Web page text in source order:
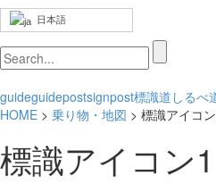
日本語
guideguidepostsignpost標識道しるべ
HOME > 乗り物・地図 > 標識アイコ
標識アイコン1